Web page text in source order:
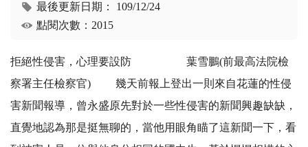
最後更新日期： 109/12/24
點閱次數：2015
拒絕性侵害，心理要設防 葉雪鵬(前最高法院檢
察署主任檢察官) 幾天前報上登出一則來自花蓮的性侵
害新聞報導，曾永盛原先對於一些性侵害的新聞興趣缺缺，
直覺地認為那是挺無聊的，當他用眼角瞄了這新聞一下，看